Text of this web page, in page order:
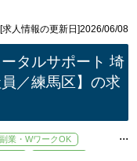
[求人情報の更新日]2026/06/08
タルサポート 埼
／練馬区】の求
副業・WワークOK
...